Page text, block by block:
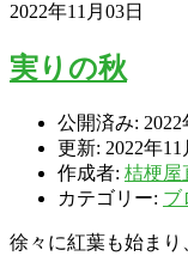
2022年11月03日
実りの秋
公開済み: 2022
更新: 2022年11
作成者: 桔梗屋
カテゴリー: ブ
徐々に紅葉も始まり